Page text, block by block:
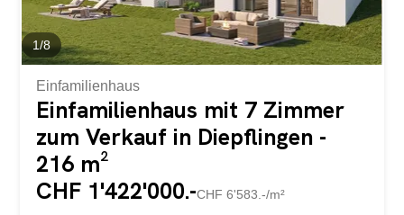
1/8
Einfamilienhaus
Einfamilienhaus mit 7 Zimmer
zum Verkauf in Diepflingen -
216 m²
CHF 1'422'000.-CHF 6'583.-/m²